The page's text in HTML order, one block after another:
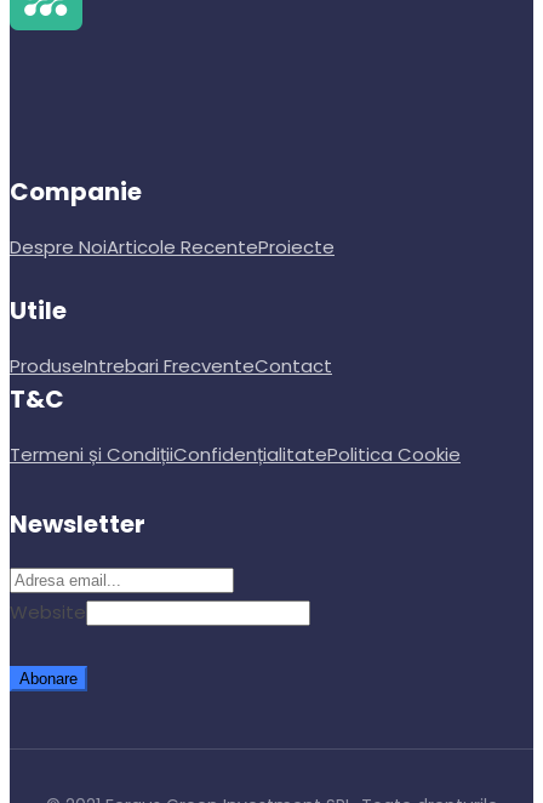
Companie
Despre NoiArticole RecenteProiecte
Utile
ProduseIntrebari FrecventeContact
T&C
Termeni și CondițiiConfidențialitatePolitica Cookie
Newsletter
Website
Abonare